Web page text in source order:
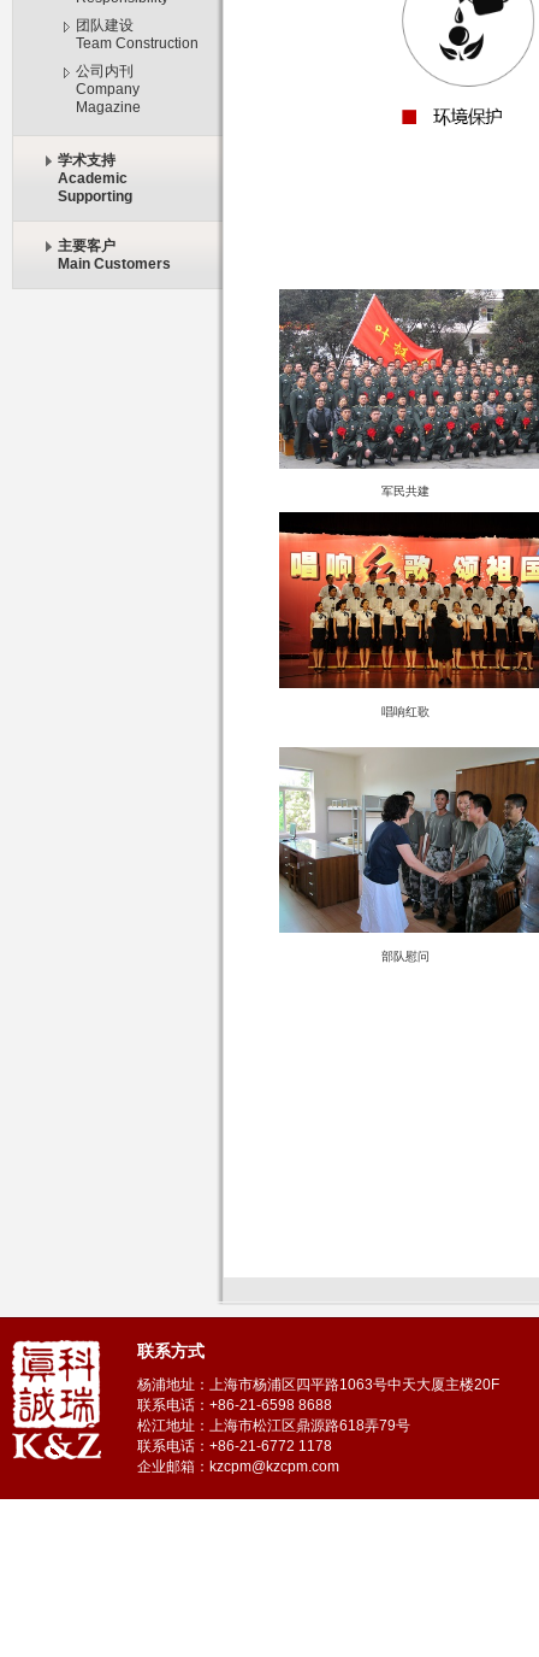
团队建设
Team Construction
公司内刊
Company
Magazine
学术支持
Academic
Supporting
主要客户
Main Customers
军民共建
唱响红歌
部队慰问
联系方式
杨浦地址：上海市杨浦区四平路1063号中天大厦主楼20F
联系电话：+86-21-6598 8688
松江地址：上海市松江区鼎源路618弄79号
联系电话：+86-21-6772 1178
企业邮箱：kzcpm@kzcpm.com